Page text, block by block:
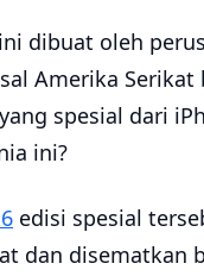
ini dibuat oleh
Amerika Serikat
spesial dari
ini?
edisi spesial
dan disematkan